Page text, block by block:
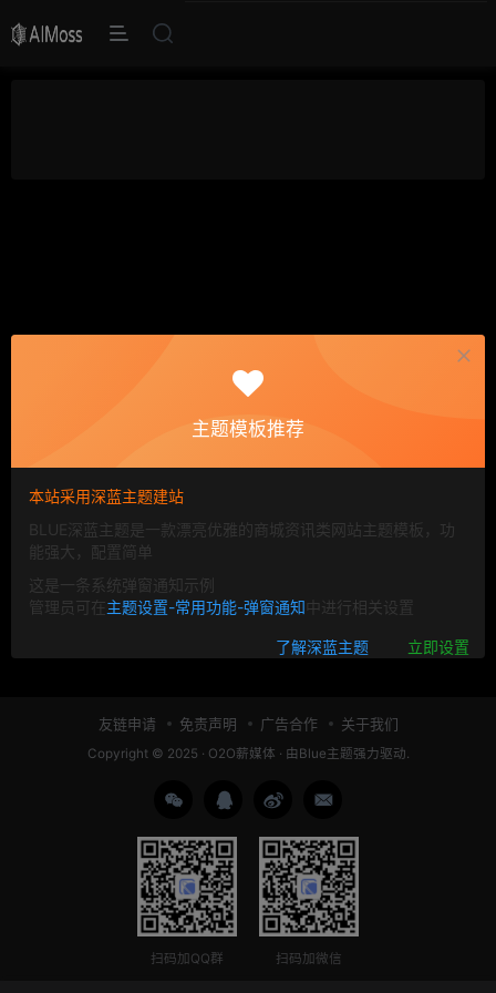
友链申请 免责声明 广告合作 关于我们
Copyright © 2025 · O2O薪媒体 · 由 Blue主题强力驱动.
扫码加QQ群 扫码加微信
主题模板推荐
本站采用深蓝主题建站
BLUE深蓝主题是一款漂亮优雅的商城资讯类网站主题模板，功
能强大，配置简单
这是一条系统弹窗通知示例
管理员可在主题设置-常用功能-弹窗通知中进行相关设置
了解深蓝主题 立即设置